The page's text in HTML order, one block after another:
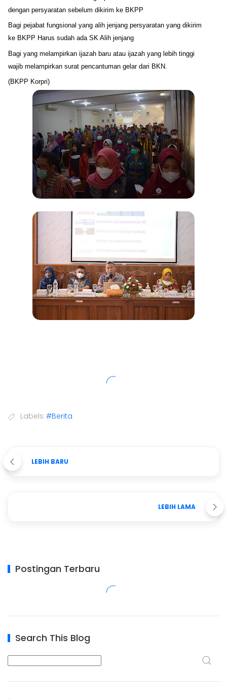
dengan persyaratan sebelum dikirim ke BKPP
Bagi pejabat fungsional yang alih jenjang persyaratan yang dikirim
ke BKPP Harus sudah ada SK Alih jenjang
Bagi yang melampirkan ijazah baru atau ijazah yang lebih tinggi
wajib melampirkan surat pencantuman gelar dari BKN.
(BKPP Korpri)
Labels #Berita
LEBIH BARU
LEBIH LAMA
Postingan Terbaru
Search This Blog